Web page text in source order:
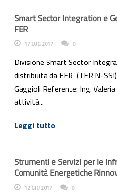
Smart Sector Integration e
FER
17 LUG 2017 0
Divisione Smart Sector
distribuita da FER (TERIN-
Gaggioli Referente: Ing.
attività...
Leggi tutto
Strumenti e Servizi per le
Comunità Energetiche
12 GIU 2017 0